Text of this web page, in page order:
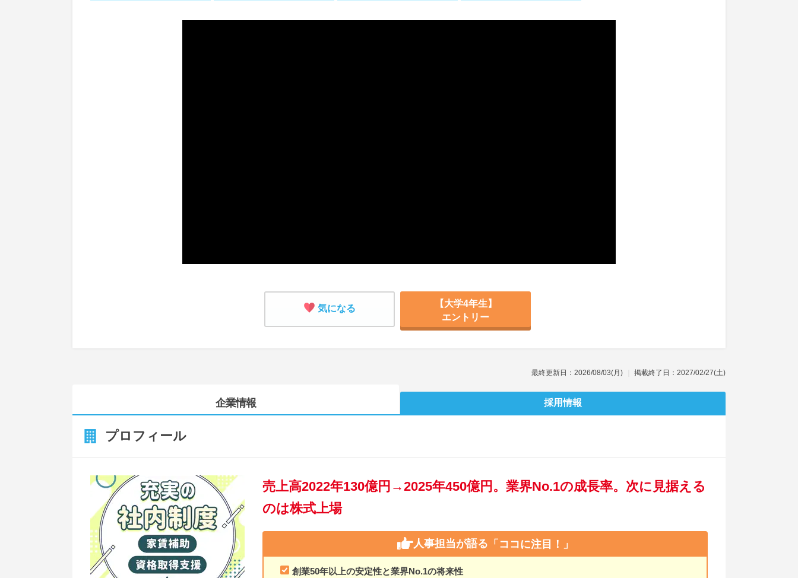
気になる
【大学4年生】
エントリー
最終更新日：2026/08/03(月) 掲載終了日：2027/02/27(土)
企業情報 採用情報
プロフィール
売上高2022年130億円→2025年450億円。業界No.1の成長率。次に見据える
のは株式上場
人事担当が語る 「ココに注目！」
創業50年以上の安定性と業界No.1の将来性